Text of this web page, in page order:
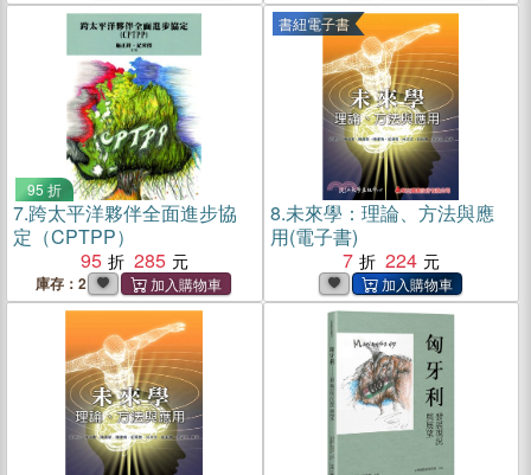
95 折
7.跨太平洋夥伴全面進步協
定（CPTPP）
95
285
庫存：2
書紐電子書
8.未來學：理論、方法與應
用(電子書)
7
224